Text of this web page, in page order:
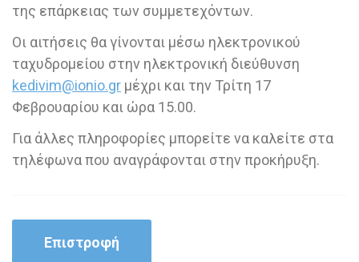
της επάρκειας των συμμετεχόντων.
Οι αιτήσεις θα γίνονται μέσω ηλεκτρονικού
ταχυδρομείου στην ηλεκτρονική διεύθυνση
kedivim@ionio.gr μέχρι και την Τρίτη 17
Φεβρουαρίου και ώρα 15.00.
Για άλλες πληροφορίες μπορείτε να καλείτε στα
τηλέφωνα που αναγράφονται στην προκήρυξη.
Επιστροφή